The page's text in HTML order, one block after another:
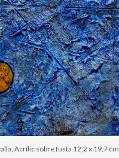
Acrílic sobre fusta 12,2 x 19,7 cm